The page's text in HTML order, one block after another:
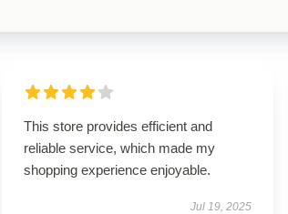
This store provides efficient and
reliable service, which made my
shopping experience enjoyable.
Jul 19, 2025